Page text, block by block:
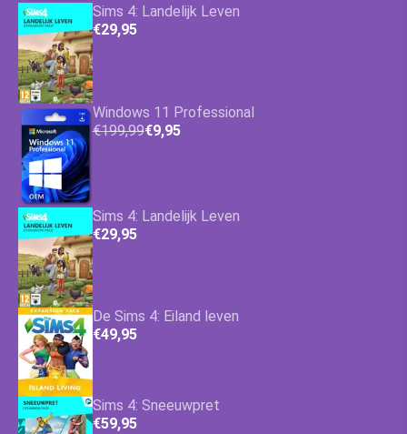
Sims 4: Landelijk Leven
€29,95
Windows 11 Professional
€199,99€9,95
Sims 4: Landelijk Leven
€29,95
De Sims 4: Eiland leven
€49,95
Sims 4: Sneeuwpret
€59,95